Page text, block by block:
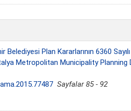
Belediyesi Plan Kararlarının 6360
Metropolitan Municipality
Sayfalar 85 - 92